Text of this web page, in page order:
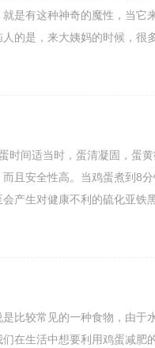
是有这种神奇的魔性，当它
的是，来大姨妈的时候，很
时间适当时，蛋清凝固，蛋
且安全性高。当鸡蛋煮到8
产生对健康不利的硫化亚铁
比较常见的一种食物，由于
在生活中想要利用鸡蛋减肥